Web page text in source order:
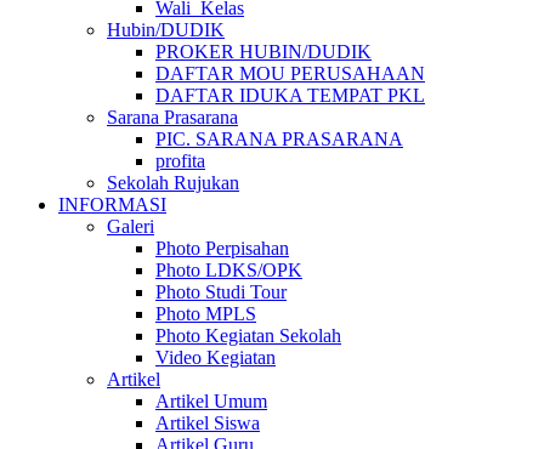
Wali_Kelas
Hubin/DUDIK
PROKER HUBIN/DUDIK
DAFTAR MOU PERUSAHAAN
DAFTAR IDUKA TEMPAT PKL
Sarana Prasarana
PIC. SARANA PRASARANA
profita
Sekolah Rujukan
INFORMASI
Galeri
Photo Perpisahan
Photo LDKS/OPK
Photo Studi Tour
Photo MPLS
Photo Kegiatan Sekolah
Video Kegiatan
Artikel
Artikel Umum
Artikel Siswa
Artikel Guru